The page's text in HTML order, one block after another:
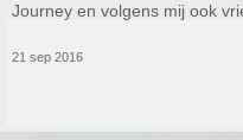
Journey en volgens mij ook
21 sep 2016